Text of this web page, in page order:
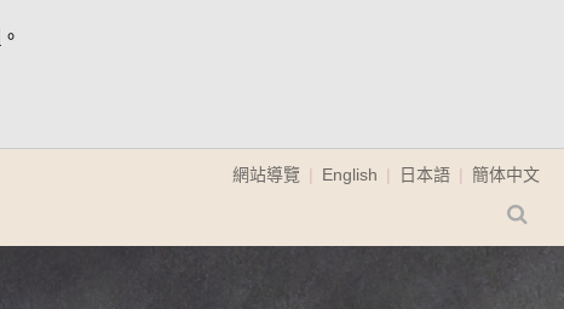
。
網站導覽 English 日本語 簡体中文